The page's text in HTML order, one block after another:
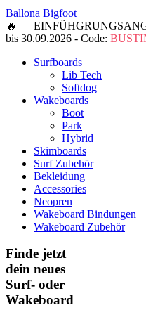
Ballona Bigfoot
🔥
bis 30.09.2026 - Code:
Surfboards
Lib Tech
Softdog
Wakeboards
Boot
Park
Hybrid
Skimboards
Surf Zubehör
Bekleidung
Accessories
Neopren
Wakeboard Bindungen
Wakeboard Zubehör
Finde jetzt
dein neues
Surf- oder
Wakeboard